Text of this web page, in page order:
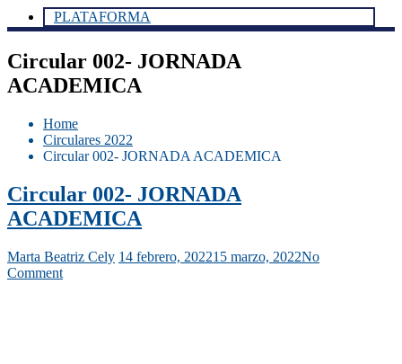
PLATAFORMA
Circular 002- JORNADA
ACADEMICA
Home
Circulares 2022
Circular 002- JORNADA ACADEMICA
Circular 002- JORNADA
ACADEMICA
Marta Beatriz Cely 14 febrero, 202215 marzo, 2022No
Comment